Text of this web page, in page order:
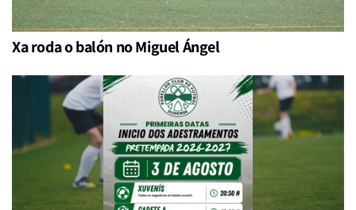
Xa roda o balón no Miguel Ángel